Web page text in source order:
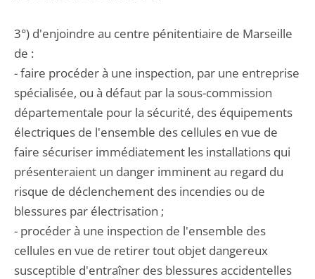
3°) d'enjoindre au centre pénitentiaire de Marseille
de :
- faire procéder à une inspection, par une entreprise
spécialisée, ou à défaut par la sous-commission
départementale pour la sécurité, des équipements
électriques de l'ensemble des cellules en vue de
faire sécuriser immédiatement les installations qui
présenteraient un danger imminent au regard du
risque de déclenchement des incendies ou de
blessures par électrisation ;
- procéder à une inspection de l'ensemble des
cellules en vue de retirer tout objet dangereux
susceptible d'entraîner des blessures accidentelles